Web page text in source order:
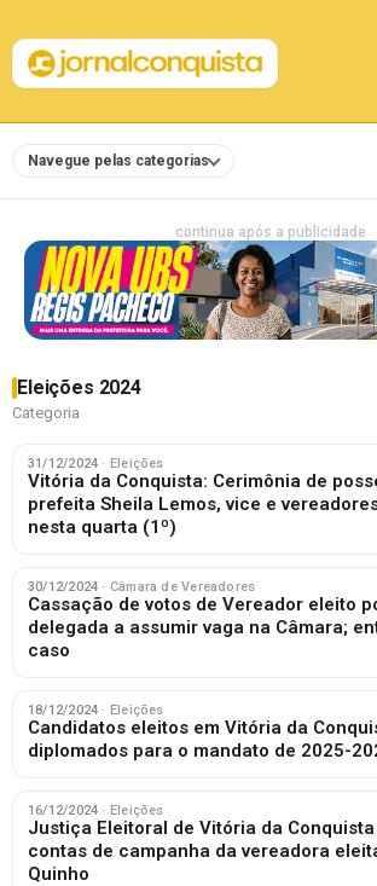
Navegue pelas categorias
continua após a publicidade
Eleições 2024
Categoria
31/12/2024 · Eleições
Vitória da Conquista: Cerimônia de
prefeita Sheila Lemos, vice e
nesta quarta (1º)
30/12/2024 · Câmara de Vereadores
Cassação de votos de Vereador eleito
delegada a assumir vaga na Câmara;
caso
18/12/2024 · Eleições
Candidatos eleitos em Vitória da
diplomados para o mandato de 2025-
16/12/2024 · Eleições
Justiça Eleitoral de Vitória da
contas de campanha da vereadora
Quinho